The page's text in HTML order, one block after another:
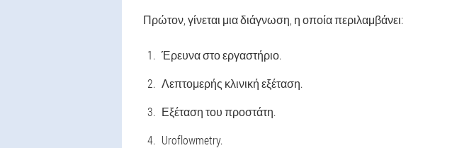
Πρώτον, γίνεται μια διάγνωση, η οποία περιλαμβάνει:
Έρευνα στο εργαστήριο.
Λεπτομερής κλινική εξέταση.
Εξέταση του προστάτη.
Uroflowmetry.